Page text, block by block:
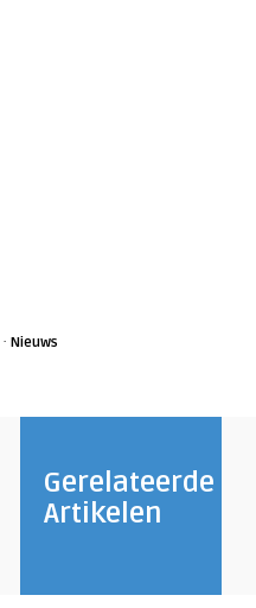
· Nieuws
Gerelateerde
Artikelen